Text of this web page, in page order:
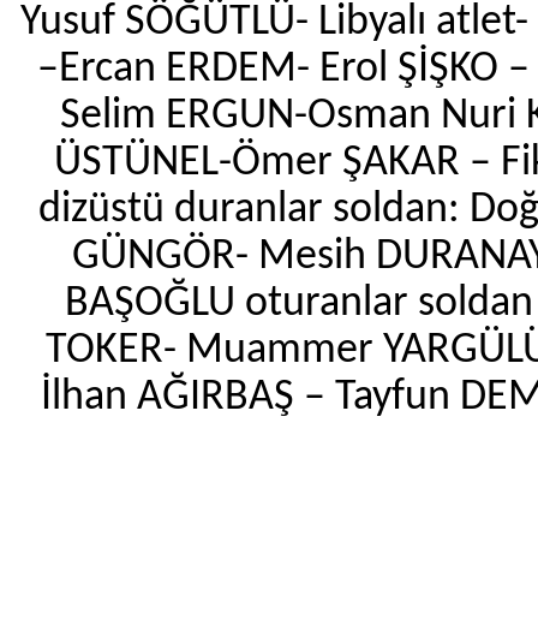
Yusuf SÖĞÜTLÜ- Libyalı
–Ercan ERDEM- Erol ŞİŞKO
Selim ERGUN-Osman Nuri
ÜSTÜNEL-Ömer ŞAKAR –
dizüstü duranlar soldan:
GÜNGÖR- Mesih
BAŞOĞLU oturanlar
TOKER- Muammer
İlhan AĞIRBAŞ – Tayfun